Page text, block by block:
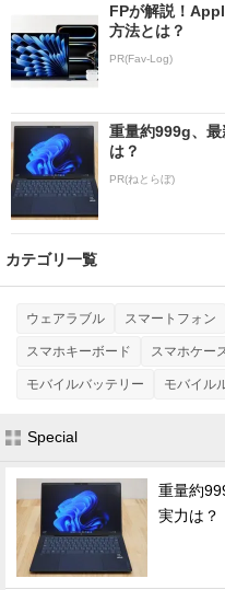
FPが解説！
方法とは？
PR(Fav-Log)
重量約999g、最
は？
PR(ねとらぼ)
カテゴリ一覧
ウェアラブル スマートフォン
スマホキーボード スマホケー
モバイルバッテリー モバイル
Special
重量約
実力は？